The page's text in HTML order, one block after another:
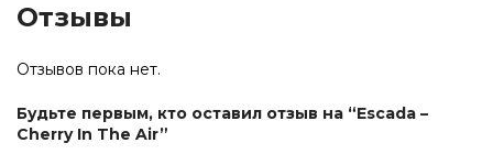
Отзывы
Отзывов пока нет.
Будьте первым, кто оставил отзыв на “Escada –
Cherry In The Air”